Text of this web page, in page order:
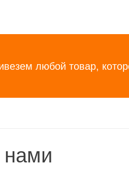
любой товар,
нами